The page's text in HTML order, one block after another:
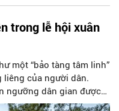
trong lễ hội xuân
một “bảo tàng tâm linh”
liêng của người dân.
ngưỡng dân gian được
lễ hội truyền thống